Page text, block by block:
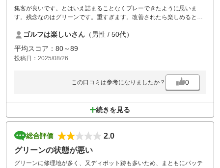
集客が良いです。とはいえ詰まることなくプレーできたように思いま
す。残念なのはグリーンです。重すぎます。改善されたら楽しめると思
ゴルフは楽しいさん （男性 / 50代）
平均スコア：80～89
投稿日：2025/08/26
この口コミは参考になりましたか？ 0
続きを見る
総合評価
2.0
グリーンの状態が悪い
グリーンに修理地が多く、又ディボット跡も多いため、まともにパッテ